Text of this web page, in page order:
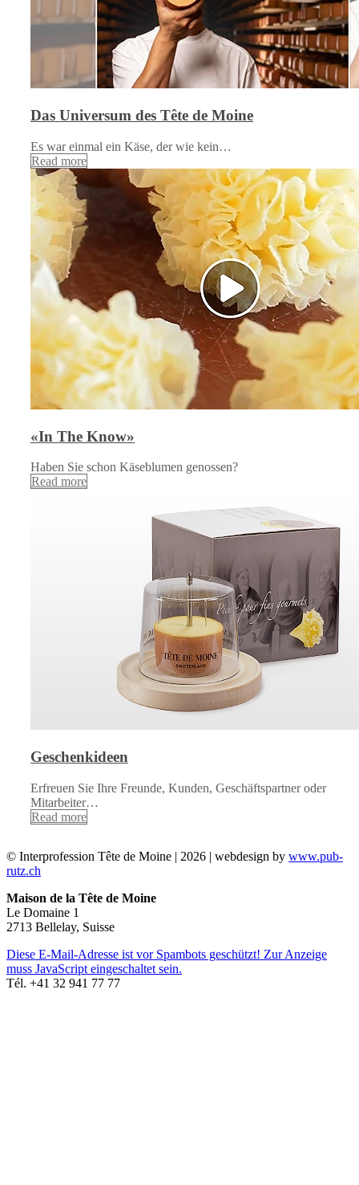
Das Universum des Tête de Moine
Es war einmal ein Käse, der wie kein…
Read more
«In The Know»
Haben Sie schon Käseblumen genossen?
Read more
Geschenkideen
Erfreuen Sie Ihre Freunde, Kunden, Geschäftspartner oder
Mitarbeiter…
Read more
© Interprofession Tête de Moine | 2026 | webdesign by www.pub-
rutz.ch
Maison de la Tête de Moine
Le Domaine 1
2713 Bellelay, Suisse
Diese E-Mail-Adresse ist vor Spambots geschützt! Zur Anzeige
muss JavaScript eingeschaltet sein.
Tél. +41 32 941 77 77